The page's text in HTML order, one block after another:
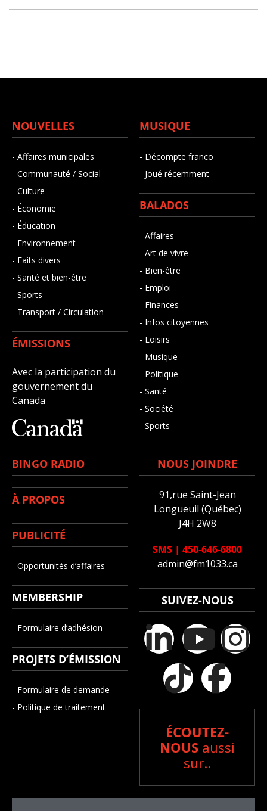
NOUVELLES
- Affaires municipales
- Communauté / Social
- Culture
- Économie
- Éducation
- Environnement
- Faits divers
- Santé et bien-être
- Sports
- Transport / Circulation
ÉMISSIONS
Avec la participation du
gouvernement du
Canada
MUSIQUE
- Décompte franco
- Joué récemment
BALADOS
- Affaires
- Art de vivre
- Bien-être
- Emploi
- Finances
- Infos citoyennes
- Loisirs
- Musique
- Politique
- Santé
- Société
- Sports
BINGO RADIO
À PROPOS
PUBLICITÉ
- Opportunités d’affaires
MEMBERSHIP
- Formulaire d’adhésion
PROJETS D’ÉMISSION
- Formulaire de demande
- Politique de traitement
NOUS JOINDRE
91,rue Saint-Jean
Longueuil (Québec)
J4H 2W8
SMS | 450-646-6800
admin@fm1033.ca
SUIVEZ-NOUS
ÉCOUTEZ-
NOUS aussi
sur..